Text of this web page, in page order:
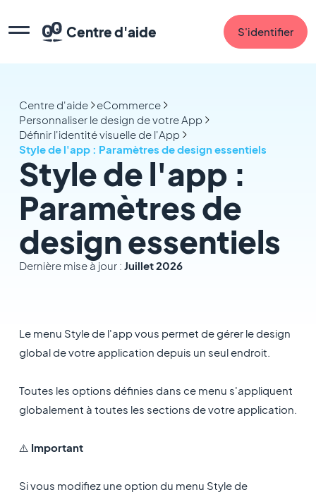
Centre d'aide S'identifier
Centre d'aide
eCommerce
Personnaliser le design de votre App
Définir l'identité visuelle de l'App
Style de l'app : Paramètres de design essentiels
Style de l'app :
Paramètres de
design essentiels
Dernière mise à jour : Juillet 2026
Le menu Style de l'app vous permet de gérer le design
global de votre application depuis un seul endroit.
Toutes les options définies dans ce menu s'appliquent
globalement à toutes les sections de votre application.
⚠️ Important
Si vous modifiez une option du menu Style de